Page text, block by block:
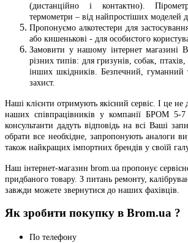
(дистанційно і контактно).
термометри – від найпростіших моделей
Пропонуємо алкотестери для
або кишенькові - для особистого
Замовити у нашому інтернет магазині
різних типів: для гризунів, собак,
інших шкідників. Безпечний, гуманний
захист.
Наші клієнти отримують якісний сервіс. І це
наших співпрацівників у компанії БРОМ 5-7
консультанти дадуть відповідь на всі Ваші
обрати все необхідне, запропонують аналоги
також найкращих імпортних брендів у своїй
Наш інтернет-магазин brom.ua пропонує
придбаного товару. З питань ремонту,
завжди можете звернутися до наших фахівців.
Як зробити покупку в Brom.ua ?
По телефону